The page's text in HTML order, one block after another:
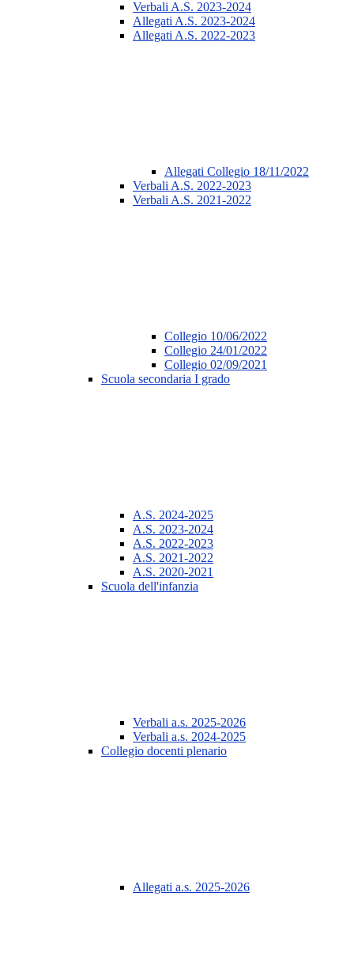
Verbali A.S. 2023-2024
Allegati A.S. 2023-2024
Allegati A.S. 2022-2023
Allegati Collegio 18/11/2022
Verbali A.S. 2022-2023
Verbali A.S. 2021-2022
Collegio 10/06/2022
Collegio 24/01/2022
Collegio 02/09/2021
Scuola secondaria I grado
A.S. 2024-2025
A.S. 2023-2024
A.S. 2022-2023
A.S. 2021-2022
A.S. 2020-2021
Scuola dell'infanzia
Verbali a.s. 2025-2026
Verbali a.s. 2024-2025
Collegio docenti plenario
Allegati a.s. 2025-2026